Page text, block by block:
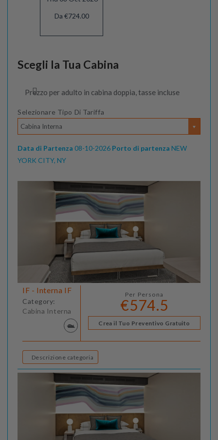
Da €724.00
Scegli la Tua Cabina
Prezzo per adulto in cabina doppia, tasse incluse
Selezionare Tipo Di Tariffa
Cabina Interna
Data di Partenza 08-10-2026 Porto di partenza NEW
YORK CITY, NY
IF - Interna IF
Category:
Cabina Interna
Per Persona
€574.5
Crea il Tuo Preventivo Gratuito
Descrizione categoria